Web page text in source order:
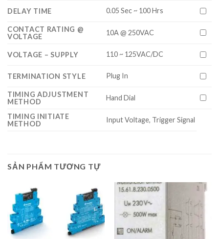
DELAY TIME 0.05 Sec ~ 100 Hrs
CONTACT RATING @
VOLTAGE
10A @ 250VAC
VOLTAGE – SUPPLY 110 ~ 125VAC/DC
TERMINATION STYLE Plug In
TIMING ADJUSTMENT
METHOD
Hand Dial
TIMING INITIATE
METHOD
Input Voltage, Trigger Signal
SẢN PHẨM TƯƠNG TỰ